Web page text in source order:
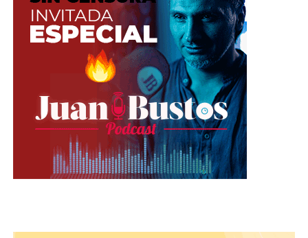
comenzar a ser una modelo